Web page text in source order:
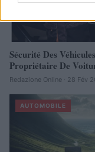
Sécurité Des
Propriétaire De
Redazione Online · 28 Fév
AUTOMOBILE